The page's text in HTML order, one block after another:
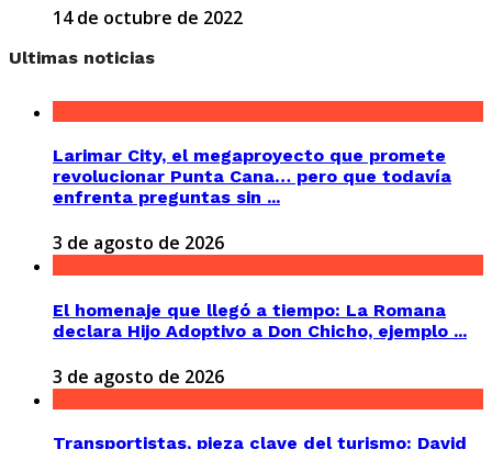
14 de octubre de 2022
Ultimas noticias
Larimar City, el megaproyecto que promete
revolucionar Punta Cana… pero que todavía
enfrenta preguntas sin ...
3 de agosto de 2026
El homenaje que llegó a tiempo: La Romana
declara Hijo Adoptivo a Don Chicho, ejemplo ...
3 de agosto de 2026
Transportistas, pieza clave del turismo: David